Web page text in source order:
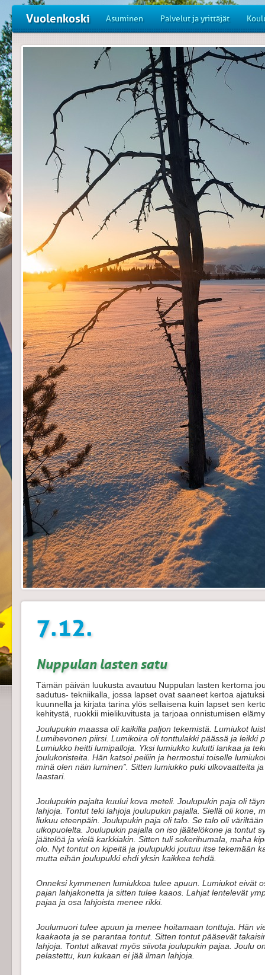
Vuolenkoski Asuminen Palvelut ja yrittäjät
7.12.
Nuppulan lasten satu
Tämän päivän luukusta avautuu Nuppulan lasten kertoma
sadutus- tekniikalla, jossa lapset ovat saaneet kertoa
kuunnella ja kirjata tarina ylös sellaisena kuin lapset sen
kehitystä, ruokkii mielikuvitusta ja tarjoaa onnistumisen
Joulupukin maassa oli kaikilla paljon tekemistä. Lumiukot
Lumihevonen piirsi. Lumikoira oli tonttulakki päässä ja leikki
Lumiukko heitti lumipalloja. Yksi lumiukko kulutti lankaa ja teki
joulukoristeita. Hän katsoi peiliin ja hermostui toiselle
minä olen näin luminen”. Sitten lumiukko puki ulkovaatteita
laastari.
Joulupukin pajalta kuului kova meteli. Joulupukin paja oli
lahjoja. Tontut teki lahjoja joulupukin pajalla. Siellä oli kone,
liukuu eteenpäin. Joulupukin paja oli talo. Se talo oli
ulkopuolelta. Joulupukin pajalla on iso jäätelökone ja tontut
jäätelöä ja vielä karkkiakin. Sitten tuli sokerihumala, maha
olo. Nyt tontut on kipeitä ja joulupukki joutuu itse tekemään
mutta eihän joulupukki ehdi yksin kaikkea tehdä.
Onneksi kymmenen lumiukkoa tulee apuun. Lumiukot eivät
pajan lahjakonetta ja sitten tulee kaaos. Lahjat lentelevät
pajaa ja osa lahjoista menee rikki.
Joulumuori tulee apuun ja menee hoitamaan tonttuja. Hän
kaakaota ja se parantaa tontut. Sitten tontut pääsevät
lahjoja. Tontut alkavat myös siivota joulupukin pajaa. Joulu
pelastettu, kun kukaan ei jää ilman lahjoja.